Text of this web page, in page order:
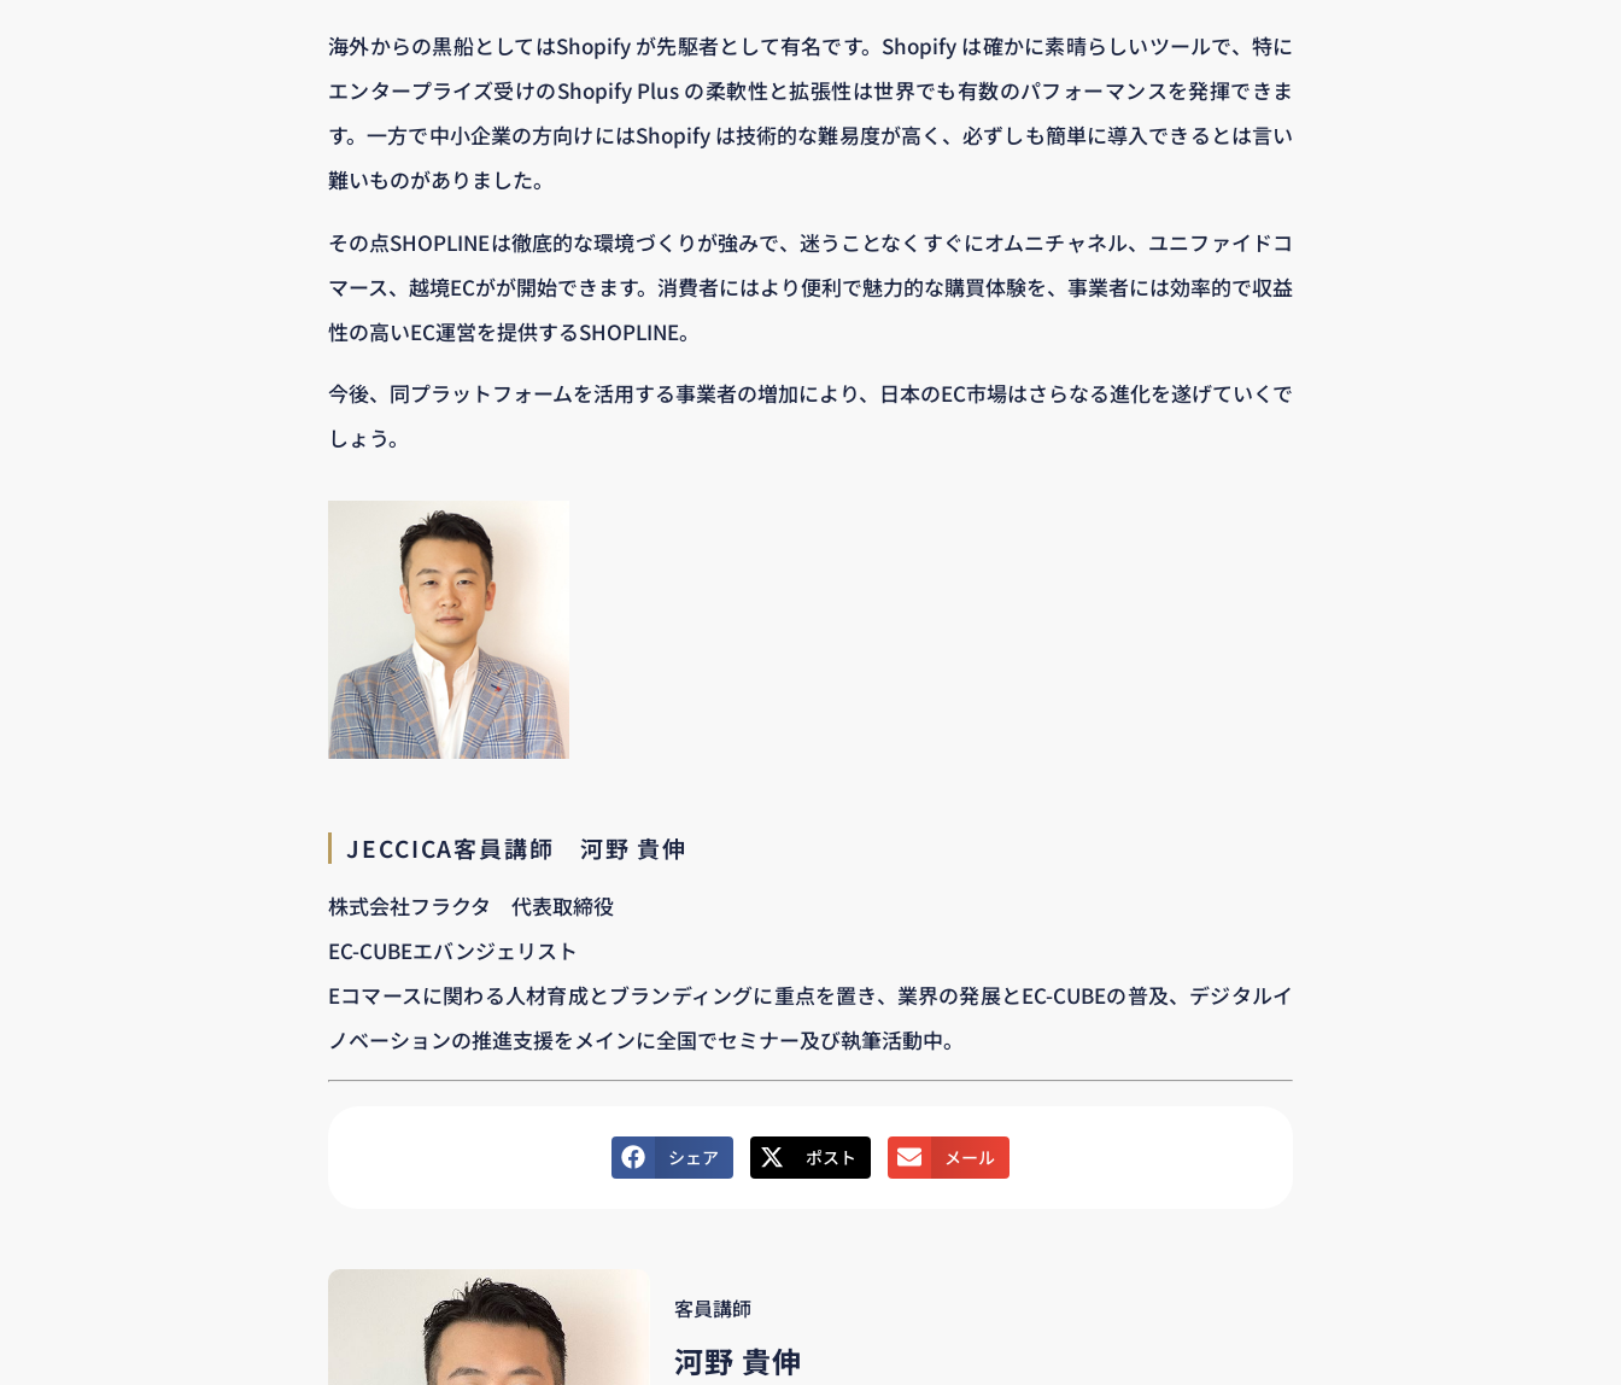
海外からの黒船としてはShopify が先駆者として有名です。Shopify は確かに素晴らしいツールで、特に
エンタープライズ受けのShopify Plus の柔軟性と拡張性は世界でも有数のパフォーマンスを発揮できま
す。一方で中小企業の方向けにはShopify は技術的な難易度が高く、必ずしも簡単に導入できるとは言い
難いものがありました。
その点SHOPLINEは徹底的な環境づくりが強みで、迷うことなくすぐにオムニチャネル、ユニファイドコ
マース、越境ECがが開始できます。消費者にはより便利で魅力的な購買体験を、事業者には効率的で収益
性の高いEC運営を提供するSHOPLINE。
今後、同プラットフォームを活用する事業者の増加により、日本のEC市場はさらなる進化を遂げていくで
しょう。
JECCICA客員講師 河野 貴伸
株式会社フラクタ 代表取締役
EC-CUBEエバンジェリスト
Eコマースに関わる人材育成とブランディングに重点を置き、業界の発展とEC-CUBEの普及、デジタルイ
ノベーションの推進支援をメインに全国でセミナー及び執筆活動中。
シェア ポスト メール
客員講師
河野 貴伸